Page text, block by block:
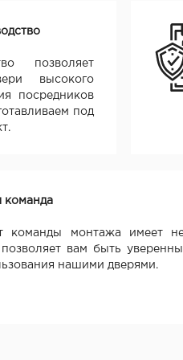
позволяет
высокого
посредников
под
команда
команды монтажа имеет
вам быть
нашими дверями.